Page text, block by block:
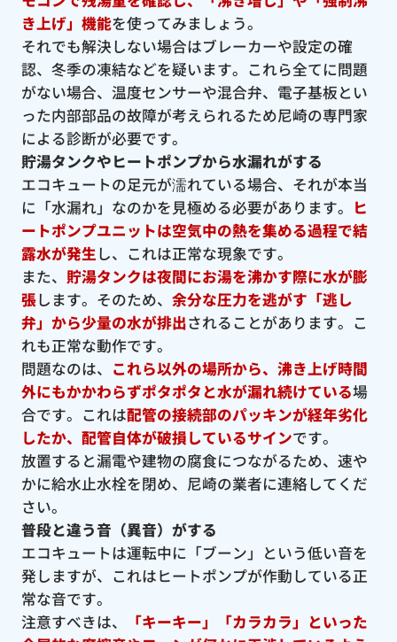
き上げ」機能を使ってみましょう。
それでも解決しない場合はブレーカーや設定の確
認、冬季の凍結などを疑います。これら全てに問題
がない場合、温度センサーや混合弁、電子基板とい
った内部部品の故障が考えられるため尼崎の専門家
による診断が必要です。
貯湯タンクやヒートポンプから水漏れがする
エコキュートの足元が濡れている場合、それが本当
に「水漏れ」なのかを見極める必要があります。 ヒ
ートポンプユニットは空気中の熱を集める過程で結
露水が発生し、これは正常な現象です。
また、 貯湯タンクは夜間にお湯を沸かす際に水が膨
張します。そのため、 余分な圧力を逃がす「逃し
弁」から少量の水が排出されることがあります。こ
れも正常な動作です。
問題なのは、 これら以外の場所から、沸き上げ時間
外にもかかわらずポタポタと水が漏れ続けている場
合です。これは配管の接続部のパッキンが経年劣化
したか、配管自体が破損しているサインです。
放置すると漏電や建物の腐食につながるため、速や
かに給水止水栓を閉め、尼崎の業者に連絡してくだ
さい。
普段と違う音（異音）がする
エコキュートは運転中に「ブーン」という低い音を
発しますが、これはヒートポンプが作動している正
常な音です。
注意すべきは、
「キーキー」「カラカラ」といった